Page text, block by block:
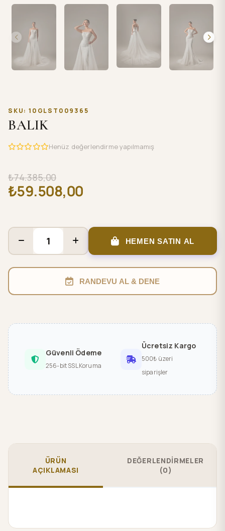
SKU: 10GLST009365
BALIK
Henüz değerlendirme yapılmamış
₺74.385,00
₺59.508,00
HEMEN SATIN AL
RANDEVU AL & DENE
Güvenli Ödeme
256-bit SSL Koruma
Ücretsiz Kargo
500₺ üzeri
siparişler
ÜRÜN
AÇIKLAMASI
DEĞERLENDİRMELER
(0)